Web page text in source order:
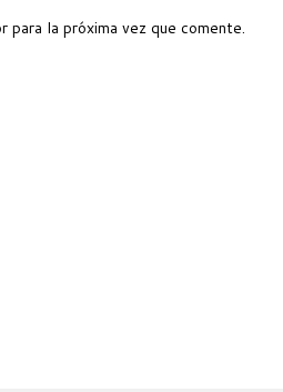
para la próxima vez que comente.